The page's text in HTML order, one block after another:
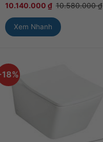
10.140.000 ₫ 10.580.000₫
Xem Nhanh